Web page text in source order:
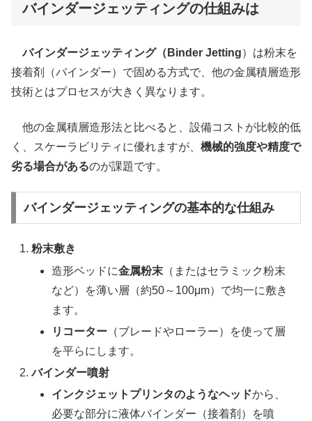
バインダージェッティングの仕組みは
バインダージェッティング（Binder Jetting）は粉末を
接着剤（バインダー）で固める方式で、他の金属積層造形
技術とはプロセスが大きく異なります。
他の金属積層造形法と比べると、設備コストが比較的低
く、スケーラビリティに優れますが、 機械的強度や精度で
劣る場合があるのが課題です。
バインダージェッティングの基本的な仕組み
粉末敷き
造形ベッドに金属粉末 （またはセラミック粉末
など）を薄い層（約50～100μm）で均一に敷き
ます。
リコーター （ブレードやローラー）を使って層
を平らにします。
バインダー噴射
インクジェットプリンタのようなヘッドから、
必要な部分に液体バインダー（接着剤）を噴